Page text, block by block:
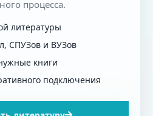
процесса.
литературы
СПУЗов и ВУЗов
книги
подключения